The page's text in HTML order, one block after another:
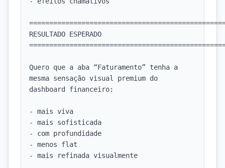
RESULTADO ESPERADO
Quero que a aba “Faturamento” tenha a
mesma sensação visual premium do
dashboard financeiro:
- mais viva
- mais sofisticada
- com profundidade
- menos flat
- mais refinada visualmente